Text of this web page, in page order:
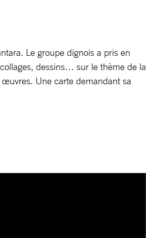
Le groupe dignois a pris en
dessins… sur le thème de la
œuvres. Une carte demandant sa